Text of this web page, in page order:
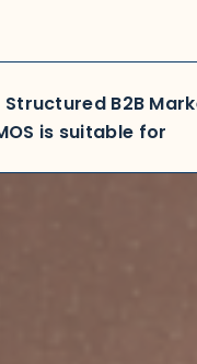
B2B
is suitable for